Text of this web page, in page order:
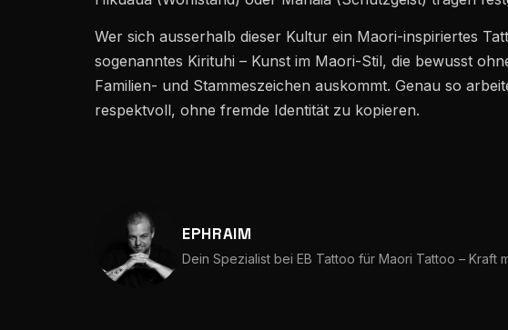
Mühlenstrasse 28 · 9000 St. Gallen · 5,0★ / 252
Wer sich ausserhalb dieser Kultur ein Maori-inspiriertes
sogenanntes Kirituhi – Kunst im Maori-Stil, die bewusst
Familien- und Stammeszeichen auskommt. Genau so
respektvoll, ohne fremde Identität zu kopieren.
EPHRAIM
Dein Spezialist bei EB Tattoo für Maori Tattoo – Kraft